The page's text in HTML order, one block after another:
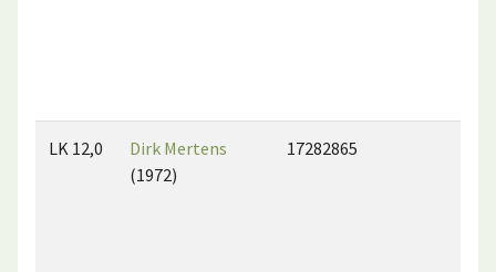
LK 12,0
Dirk Mertens
(1972)
17282865